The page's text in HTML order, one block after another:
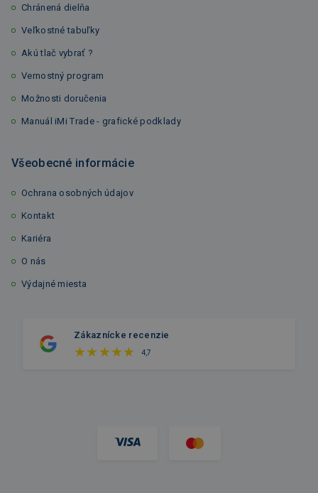
Chránená dielňa
Veľkostné tabuľky
Akú tlač vybrať ?
Vernostný program
Možnosti doručenia
Manuál iMi Trade - grafické podklady
Všeobecné informácie
Ochrana osobných údajov
Kontakt
Kariéra
O nás
Výdajné miesta
Zákaznícke recenzie
4,7